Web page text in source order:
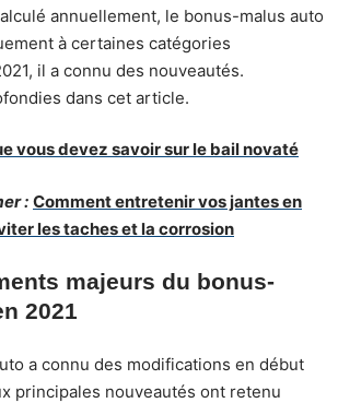
annuellement, le bonus-malus auto
à certaines catégories
il a connu des nouveautés.
dans cet article.
vous devez savoir sur le bail novaté
: Comment entretenir vos jantes en
les taches et la corrosion
majeurs du bonus-
2021
a connu des modifications en début
principales nouveautés ont retenu